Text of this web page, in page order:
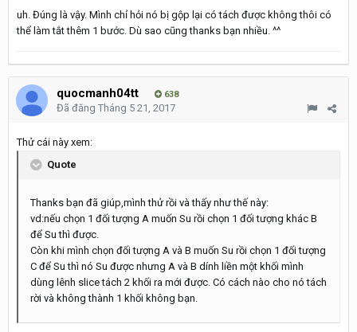
uh. Đúng là vậy. Mình chỉ hỏi nó bị gộp lại có tách được không thôi có
thể làm tắt thêm 1 bước. Dù sao cũng thanks bạn nhiều. ^^
quocmanh04tt 638
Đã đăng Tháng 5 21, 2017
Thử cái này xem:
Quote
Thanks bạn đã giúp,mình thử rồi và thấy như thế này:
vd:nếu chọn 1 đối tượng A muốn Su rồi chọn 1 đối tượng khác B
để Su thì được.
Còn khi mình chọn đối tượng A và B muốn Su rồi chọn 1 đối tượng
C để Su thì nó Su được nhưng A và B dính liền một khối mình
dùng lênh slice tách 2 khối ra mới được. Có cách nào cho nó tách
rời và không thành 1 khối không bạn.